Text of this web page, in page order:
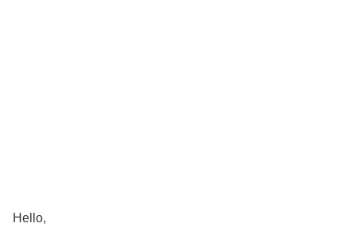
Hello,